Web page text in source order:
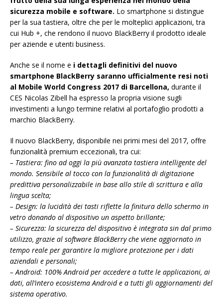
sicurezza mobile e software. Lo smartphone si distingue
per la sua tastiera, oltre che per le molteplici applicazioni, tra
cui Hub +, che rendono il nuovo BlackBerry il prodotto ideale
per aziende e utenti business.
Anche se il nome e i dettagli definitivi del nuovo
smartphone BlackBerry saranno ufficialmente resi noti
al Mobile World Congress 2017 di Barcellona, durante il
CES Nicolas Zibell ha espresso la propria visione sugli
investimenti a lungo termine relativi al portafoglio prodotti a
marchio BlackBerry.
Il nuovo BlackBerry, disponibile nei primi mesi del 2017, offre
funzionalità premium eccezionali, tra cui:
– Tastiera: fino ad oggi la più avanzata tastiera intelligente del
mondo. Sensibile al tocco con la funzionalità di digitazione
predittiva personalizzabile in base allo stile di scrittura e alla
lingua scelta;
– Design: la lucidità dei tasti riflette la finitura dello schermo in
vetro donando al dispositivo un aspetto brillante;
– Sicurezza: la sicurezza del dispositivo è integrata sin dal primo
utilizzo, grazie al software BlackBerry che viene aggiornato in
tempo reale per garantire la migliore protezione per i dati
aziendali e personali;
– Android: 100% Android per accedere a tutte le applicazioni, ai
dati, all’intero ecosistema Android e a tutti gli aggiornamenti del
sistema operativo.